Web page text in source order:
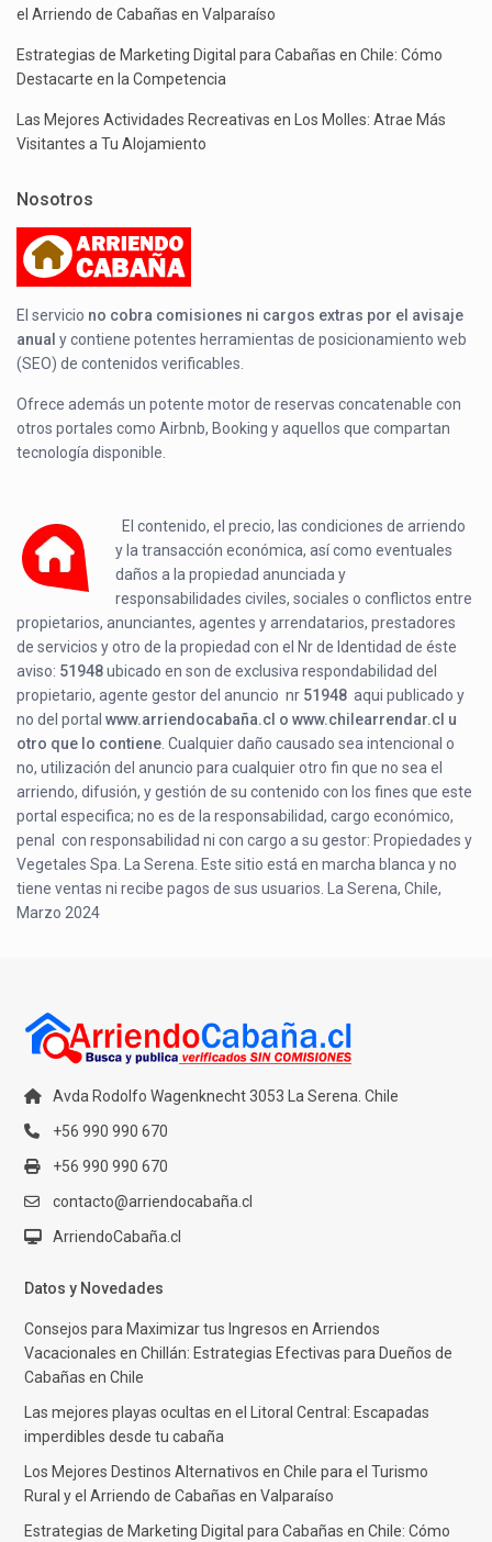
el Arriendo de Cabañas en Valparaíso
Estrategias de Marketing Digital para Cabañas en Chile: Cómo
Destacarte en la Competencia
Las Mejores Actividades Recreativas en Los Molles: Atrae Más
Visitantes a Tu Alojamiento
Nosotros
El servicio no cobra comisiones ni cargos extras por el avisaje
anual y contiene potentes herramientas de posicionamiento web
(SEO) de contenidos verificables.
Ofrece además un potente motor de reservas concatenable con
otros portales como Airbnb, Booking y aquellos que compartan
tecnología disponible.
El contenido, el precio, las condiciones de arriendo
y la transacción económica, así como eventuales
daños a la propiedad anunciada y
responsabilidades civiles, sociales o conflictos entre
propietarios, anunciantes, agentes y arrendatarios, prestadores
de servicios y otro de la propiedad con el Nr de Identidad de éste
aviso: 51948ubicado enson de exclusiva respondabilidad del
propietario, agente gestor del anuncio nr 51948 aqui publicado y
no del portalwww.arriendocabaña.cl o www.chilearrendar.cl u
otro que lo contiene . Cualquier daño causado sea intencional o
no, utilización del anuncio para cualquier otro fin que no sea el
arriendo, difusión, y gestión de su contenido con los fines que este
portal especifica; no es de la responsabilidad, cargo económico,
penal con responsabilidad ni con cargo a su gestor: Propiedades y
Vegetales Spa. La Serena. Este sitio está en marcha blanca y no
tiene ventas ni recibe pagos de sus usuarios. La Serena, Chile,
Marzo 2024
Avda Rodolfo Wagenknecht 3053 La Serena. Chile
+56 990 990 670
+56 990 990 670
contacto@arriendocabaña.cl
ArriendoCabaña.cl
Datos y Novedades
Consejos para Maximizar tus Ingresos en Arriendos
Vacacionales en Chillán: Estrategias Efectivas para Dueños de
Cabañas en Chile
Las mejores playas ocultas en el Litoral Central: Escapadas
imperdibles desde tu cabaña
Los Mejores Destinos Alternativos en Chile para el Turismo
Rural y el Arriendo de Cabañas en Valparaíso
Estrategias de Marketing Digital para Cabañas en Chile: Cómo